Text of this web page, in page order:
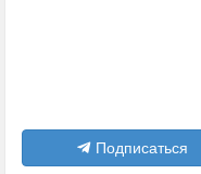
Подписаться